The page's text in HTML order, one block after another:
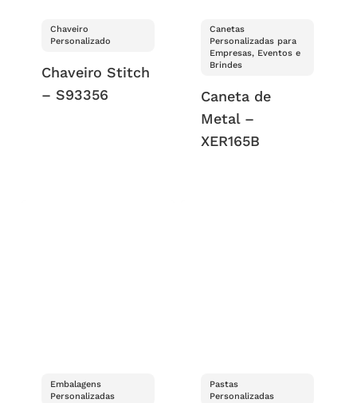
Chaveiro
Personalizado
Chaveiro Stitch
– S93356
Canetas
Personalizadas para
Empresas, Eventos e
Brindes
Caneta de
Metal –
XER165B
Embalagens
Personalizadas
Pastas
Personalizadas